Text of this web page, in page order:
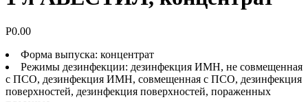
Р0.00
Форма выпуска: концентрат
Режимы дезинфекции: дезинфекция ИМН, не совмещенная
с ПСО, дезинфекция ИМН, совмещенная с ПСО, дезинфекция
поверхностей, дезинфекция поверхностей, пораженных